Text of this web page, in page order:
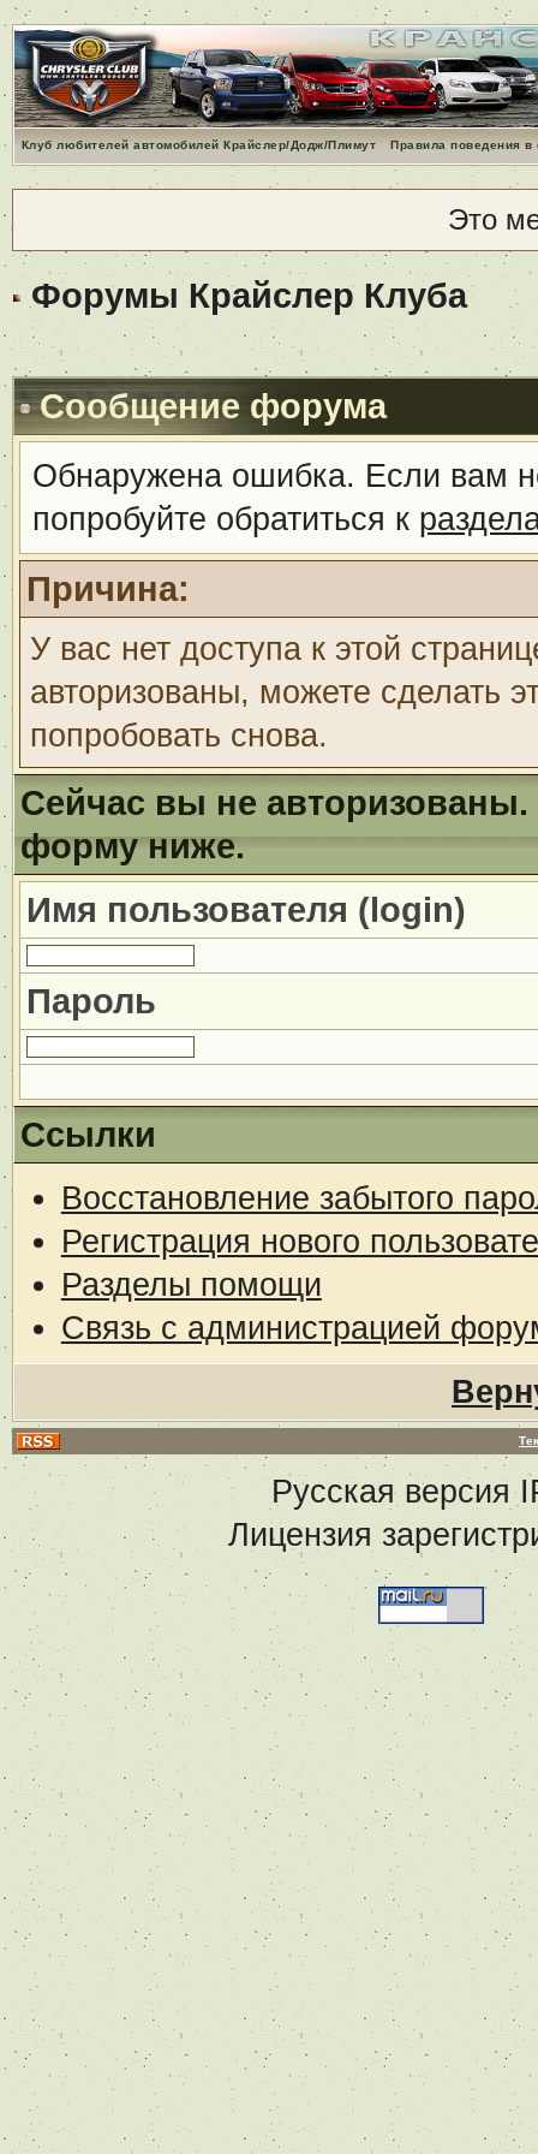
Клуб любителей автомобилей Крайслер/Додж/Плимут Правила поведения
Это
Форумы Крайслер Клуба
Сообщение форума
Обнаружена ошибка. Если вам
попробуйте обратиться к
Причина:
У вас нет доступа к этой
авторизованы, можете сделать
попробовать снова.
Сейчас вы не авторизованы.
форму ниже.
Имя пользователя (login)
Пароль
Ссылки
Восстановление забытого
Регистрация нового
Разделы помощи
Связь с администрацией
Русская версия
Лицензия